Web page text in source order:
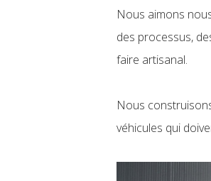
Nous aimons
des processus,
faire artisanal.
Nous
véhicules qui